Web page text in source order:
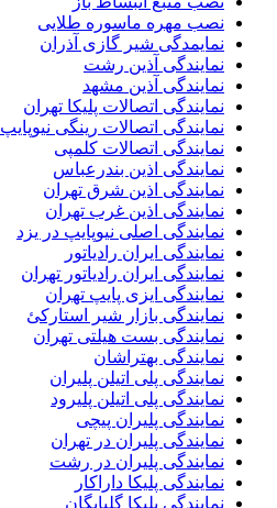
نصب مهره ماسوره طلایی
نمایمدگی شیر گازی آذران
نمایندگی آذین رشت
نمایندگی آذین مشهد
نمایندگی اتصالات پلیکا تهران
نمایندگی اتصالات رینگی نیوپایپ
نمایندگی اتصالات کلمپی
نمایندگی اذین بندرعباس
نمایندگی اذین شرق تهران
نمایندگی اذین غرب تهران
نمایندگی اصلی نیوپایپ در یزد
نمایندگی ایران رادیاتور
نمایندگی ایران رادیاتور تهران
نمایندگی ایزی پایپ تهران
نمایندگی بازار شیر استارکئ
نمایندگی بست هیلتی تهران
نمایندگی بهتراشان
نمایندگی پلی اتیلن پلیران
نمایندگی پلی اتیلن پلیرود
نمایندگی پلیران پیچی
نمایندگی پلیران در تهران
نمایندگی پلیران در رشت
نمایندگی پلیکا داراکار
نمایندگی پلیکا گلپایگان